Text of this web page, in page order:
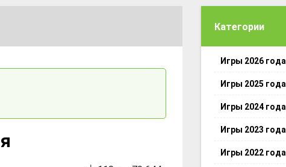
Категории
Игры 2026 года
Игры 2025 года
Игры 2024 года
Игры 2023 года
Игры 2022 года